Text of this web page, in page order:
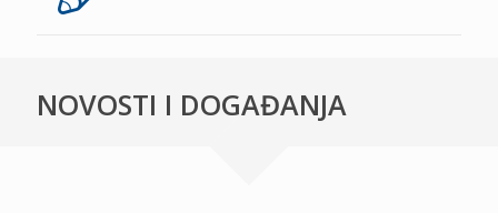
NOVOSTI I DOGAĐANJA